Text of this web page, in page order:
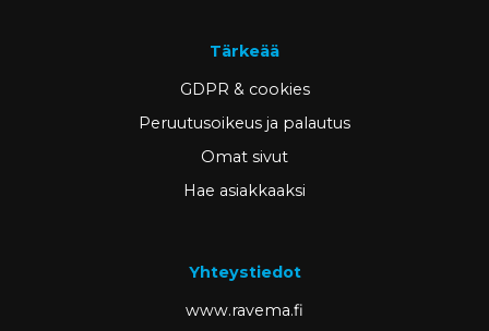
Tärkeää
GDPR & cookies
Peruutusoikeus ja palautus
Omat sivut
Hae asiakkaaksi
Yhteystiedot
www.ravema.fi